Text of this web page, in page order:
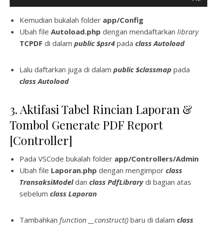
Kemudian bukalah folder app/Config
Ubah file Autoload.php dengan mendaftarkan library
TCPDF di dalam public $psr4 pada classAutoload
Lalu daftarkan juga di dalam public $classmap pada
classAutoload
3. Aktifasi Tabel Rincian Laporan &
Tombol Generate PDF Report
[Controller]
Pada VSCode bukalah folder app/Controllers/Admin
Ubah file Laporan.php dengan mengimpor class
TransaksiModeldan class PdfLibrarydi bagian atas
sebelum class Laporan
Tambahkan function __construct() baru di dalam class